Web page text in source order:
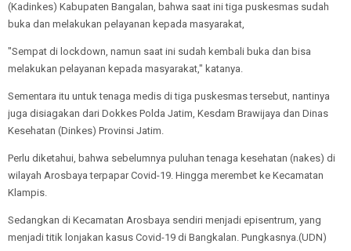
(Kadinkes) Kabupaten Bangalan, bahwa saat ini tiga puskesmas sudah
buka dan melakukan pelayanan kepada masyarakat,
"Sempat di lockdown, namun saat ini sudah kembali buka dan bisa
melakukan pelayanan kepada masyarakat," katanya.
Sementara itu untuk tenaga medis di tiga puskesmas tersebut, nantinya
juga disiagakan dari Dokkes Polda Jatim, Kesdam Brawijaya dan Dinas
Kesehatan (Dinkes) Provinsi Jatim.
Perlu diketahui, bahwa sebelumnya puluhan tenaga kesehatan (nakes) di
wilayah Arosbaya terpapar Covid-19. Hingga merembet ke Kecamatan
Klampis.
Sedangkan di Kecamatan Arosbaya sendiri menjadi episentrum, yang
menjadi titik lonjakan kasus Covid-19 di Bangkalan. Pungkasnya.(UDN)